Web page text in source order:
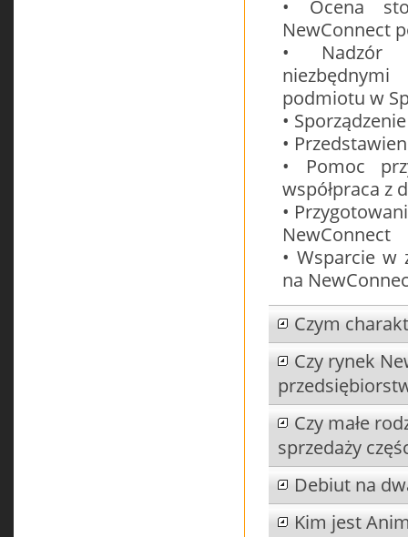
• Ocena
NewConnect
• Nadzór
niezbędnymi
podmiotu w
•
•
• Pomoc
współpraca z
•
NewConnect
• Wsparcie w
na
Czym
Czy rynek
Czy małe
sprzedaży
Debiut na
Kim jest